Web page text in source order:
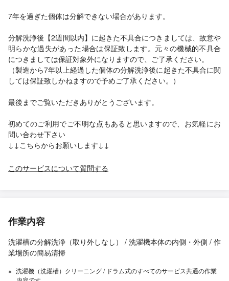
7年を過ぎた個体は分解できない場合があります。
分解洗浄後【2週間以内】に起きた不具合につきましては、故意や
明らかな過失があった場合は保証致します。元々の機械的不具合
につきましては保証対象外になりますので、ご了承ください。
（製造から7年以上経過した個体の分解洗浄後に起きた不具合に関
しては保証致しかねますので予めご了承ください。）
最後までご覧いただきありがとうございます。
初めてのご利用でご不明な点もあると思いますので、お気軽にお
問い合わせ下さい
↓↓こちらからお願いします↓↓
このサービスについて質問する
作業内容
洗濯槽の分解洗浄（取り外しなし） / 洗濯機本体の内側・外側 / 作
業場所の簡易清掃
洗濯機（洗濯槽）クリーニング / ドラム式のすべてのサービス共通の作業